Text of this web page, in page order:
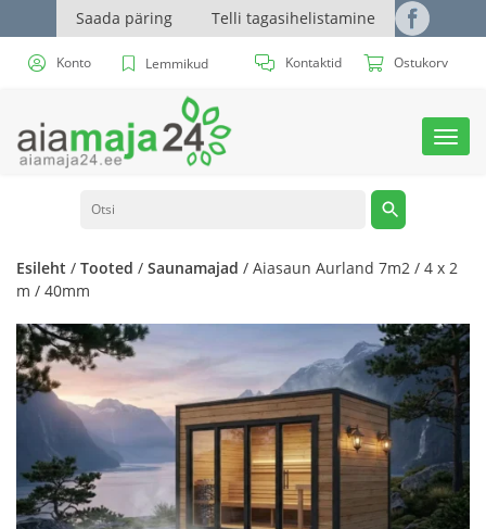
Saada päring Telli tagasihelistamine
Konto Lemmikud Kontaktid Ostukorv
Esileht / Tooted / Saunamajad / Aiasaun Aurland 7m2 / 4 x 2
m / 40mm